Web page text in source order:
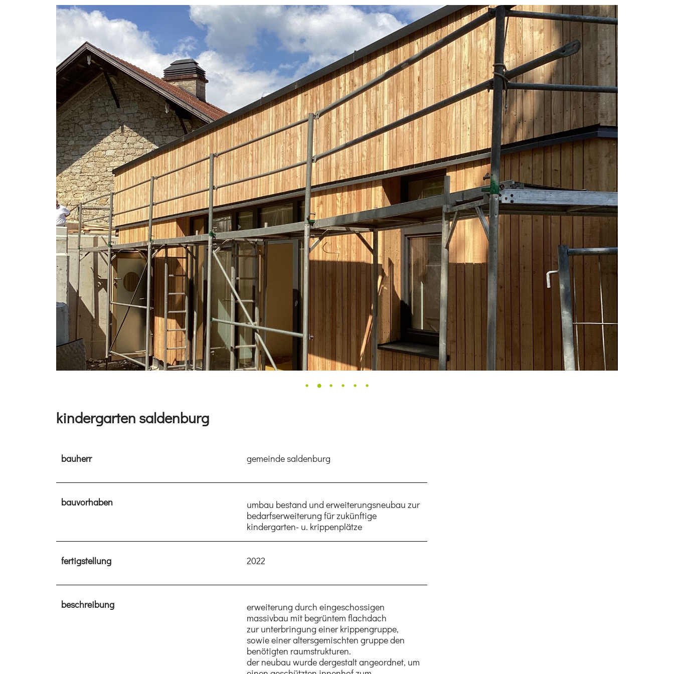
kindergarten saldenburg
bauherr gemeinde saldenburg
bauvorhaben
umbau bestand und erweiterungsneubau zur
bedarfserweiterung für zukünftige
kindergarten- u. krippenplätze
fertigstellung 2022
beschreibung
erweiterung durch eingeschossigen
massivbau mit begrüntem flachdach
zur unterbringung einer krippengruppe,
sowie einer altersgemischten gruppe den
benötigten raumstrukturen.
der neubau wurde dergestalt angeordnet, um